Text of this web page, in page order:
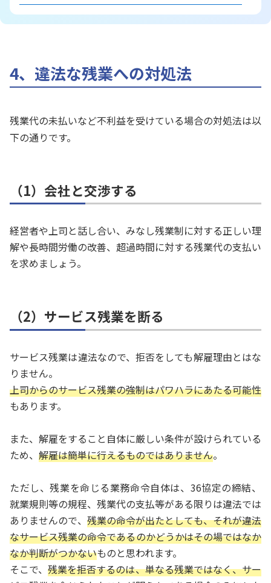
4、違法な残業への対処法
残業代の未払いなど不利益を受けている場合の対処法は以
下の通りです。
（1）会社と交渉する
経営者や上司と話し合い、みなし残業制に対する正しい理
解や長時間労働の改善、超過時間に対する残業代の支払い
を求めましょう。
（2）サービス残業を断る
サービス残業は違法なので、拒否をしても解雇理由とはな
りません。
上司からのサービス残業の強制はパワハラにあたる可能性
もあります。
また、解雇をすること自体に厳しい条件が設けられている
ため、 解雇は簡単に行えるものではありません。
ただし、残業を命じる業務命令自体は、36協定の締結、
就業規則等の規程、残業代の支払等がある限りは違法では
ありませんので、 残業の命令が出たとしても、それが違法
なサービス残業の命令であるのかどうかはその場ではなか
なか判断がつかないものと思われます。
そこで、残業を拒否するのは、単なる残業ではなく、サー